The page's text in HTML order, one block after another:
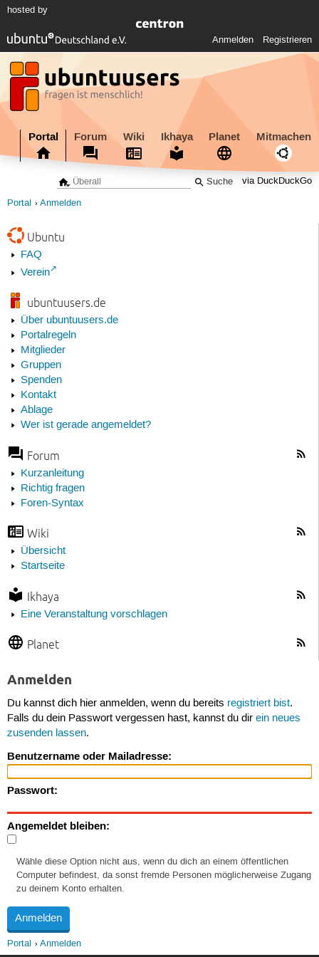
hosted by
Anmelden Registrieren
Portal Forum Wiki Ikhaya Planet Mitmachen
via DuckDuckGo
Portal Anmelden
Ubuntu
FAQ
Verein
ubuntuusers.de
Über ubuntuusers.de
Portalregeln
Mitglieder
Gruppen
Spenden
Kontakt
Ablage
Wer ist gerade angemeldet?
Forum
Kurzanleitung
Richtig fragen
Foren-Syntax
Wiki
Übersicht
Startseite
Ikhaya
Eine Veranstaltung vorschlagen
Planet
Anmelden
Du kannst dich hier anmelden, wenn du bereits registriert bist.
Falls du dein Passwort vergessen hast, kannst du dir ein neues
zusenden lassen.
Benutzername oder Mailadresse:
Passwort:
Angemeldet bleiben:
Wähle diese Option nicht aus, wenn du dich an einem öffentlichen
Computer befindest, da sonst fremde Personen möglicherweise Zugang
zu deinem Konto erhalten.
Portal Anmelden